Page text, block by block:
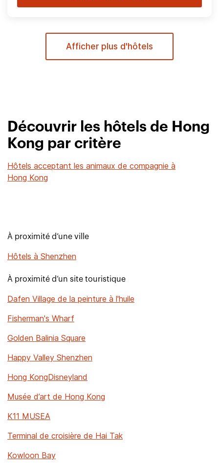
Afficher plus d'hôtels
Découvrir les hôtels de Hong
Kong par critère
Hôtels acceptant les animaux de compagnie à
Hong Kong
À proximité d’une ville
Hôtels à Shenzhen
À proximité d’un site touristique
Dafen Village de la peinture à l'huile
Fisherman's Wharf
Golden Balinia Square
Happy Valley Shenzhen
Hong KongDisneyland
Musée d’art de Hong Kong
K11 MUSEA
Terminal de croisière de Hai Tak
Kowloon Bay